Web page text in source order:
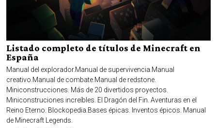
Listado completo de títulos de Minecraft en
España
Manual del explorador.Manual de supervivencia.Manual
creativo.Manual de combate.Manual de redstone.
Miniconstrucciones. Más de 20 divertidos proyectos.
Miniconstruciones increíbles. El Dragón del Fin. Aventuras en el
Reino Eterno. Blockopedia.Bases épicas. Inventos épicos. Manual
de Minecraft Legends.